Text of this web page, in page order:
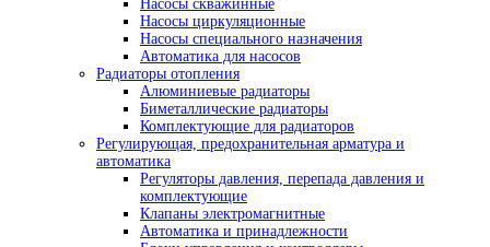
Насосы скважинные
Насосы циркуляционные
Насосы специального назначения
Автоматика для насосов
Радиаторы отопления
Алюминиевые радиаторы
Биметаллические радиаторы
Комплектующие для радиаторов
Регулирующая, предохранительная арматура и
автоматика
Регуляторы давления, перепада давления и
комплектующие
Клапаны электромагнитные
Автоматика и принадлежности